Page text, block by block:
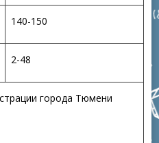
140-150
2-48
города Тюмени